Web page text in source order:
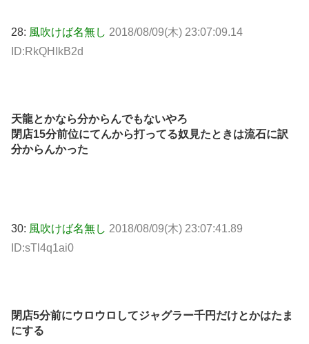
28: 風吹けば名無し 2018/08/09(木) 23:07:09.14
ID:RkQHIkB2d
天龍とかなら分からんでもないやろ
閉店15分前位にてんから打ってる奴見たときは流石に訳
分からんかった
30: 風吹けば名無し 2018/08/09(木) 23:07:41.89
ID:sTl4q1ai0
閉店5分前にウロウロしてジャグラー千円だけとかはたま
にする